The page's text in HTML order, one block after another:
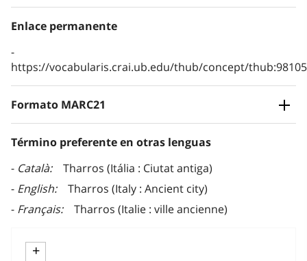
Enlace permanente
https://vocabularis.crai.ub.edu/thub/concept/
Formato MARC21
Término preferente en otras lenguas
Català
Tharros (Itália : Ciutat antiga)
English
Tharros (Italy : Ancient city)
Français
Tharros (Italie : ville ancienne)
+